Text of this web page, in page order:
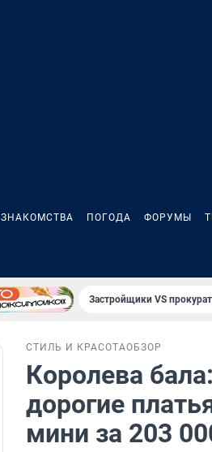
ЗНАКОМСТВА ПОГОДА ФОРУМЫ
Застройщики VS
СТИЛЬ И КРАСОТАОБЗОР
Королева
дорогие
мини за 203